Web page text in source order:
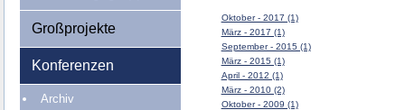
Großprojekte
Konferenzen
Archiv
Oktober - 2017 (1)
März - 2017 (1)
September - 2015 (1)
März - 2015 (1)
April - 2012 (1)
März - 2010 (2)
Oktober - 2009 (1)